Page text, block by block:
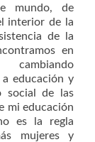
mundo, de
interior de la
de la
en
a educación y
social de las
mi educación
es la regla
mujeres y